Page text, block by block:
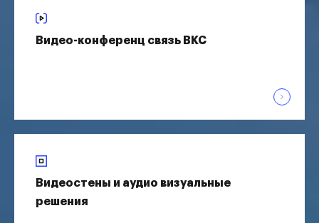
Видео-конференц связь ВКС
Видеостены и аудио визуальные
решения